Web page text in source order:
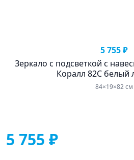
5 755 ₽
Зеркало с подсветкой с
Коралл 82C белый
84×19×82 см
5 755 ₽